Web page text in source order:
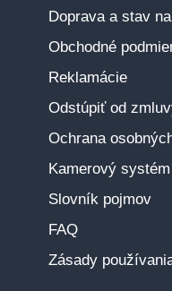
Doprava a stav
Obchodné
Reklamácie
Odstúpiť od
Ochrana
Kamerový
Slovník pojmov
FAQ
Zásady